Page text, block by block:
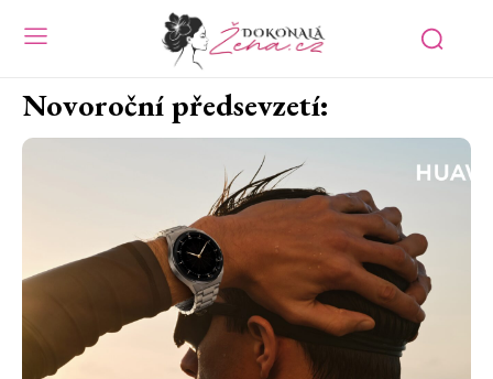
Novoroční předsevzetí: